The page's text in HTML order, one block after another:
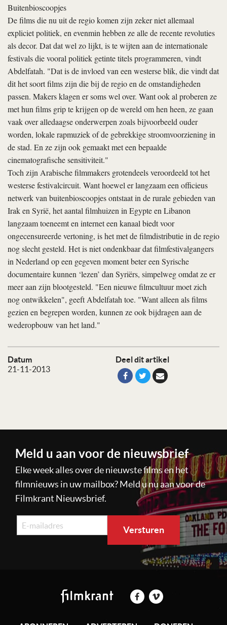
Datum
21-11-2013
Deel dit artikel
Buitenbioscoopjes
De films die nu uit de regio komen zijn zeker niet allemaal
expliciet politiek, en evenmin hebben ze alle de recente revoluties
als decor. Dat dat wel zo lijkt, is te wijten aan de internationale
festivals die vooral politiek getinte titels programmeren, vindt
Abdelfatah. "Dat is de invloed van een westerse blik, die vindt dat
dit het soort films zijn die bij de regio en de omstandigheden
passen. Makers klagen er soms wel over. Want ook al proberen ze
met hun films grip te krijgen op de wereld om hen heen, ze gaan
vaak over alledaagse onderwerpen zoals bijvoorbeeld ouder
worden, lokale rapmuziek of de gebrekkige stroomvoorziening in
de stad. En ze zijn ook gemaakt met een bepaalde
cinematografische sensitiviteit."
Toch zijn Arabische filmmakers grotendeels veroordeeld tot het
westerse festivalcircuit. Want hoewel er langzaam een officieus
netwerk van buitenbioscoopjes ontstaat in de rurale gebieden van
Irak en Syrië, het aantal filmhuizen in Egypte en Libanon
langzaam toeneemt en internet een kanaal biedt voor
ongecensureerde vertoning, is het met de filmdistributie in de regio
nog slecht gesteld. Het is niet ondenkbaar dat filmfestivalgangers
in Nederland op een gegeven moment beter een Syrische
documentaire kunnen ‘lezen’ dan Syriërs, simpelweg omdat ze er
meer aan zijn blootgesteld. "Een nieuwe filmcultuur moet zich
nog ontwikkelen", geeft Abdelfatah toe. "Want alleen als films
gezien en begrepen worden, kunnen ze ook bijdragen aan de
wederopbouw van het land."
Meld u aan voor de nieuwsbrief
Elke week alles over de nieuwste films en het
filmnieuws in uw mailbox? Meld u nu aan voor de
Filmkrant Nieuwsbrief.